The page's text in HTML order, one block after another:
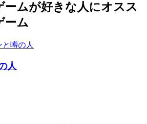
ームが好きな人にオスス
ーム
人